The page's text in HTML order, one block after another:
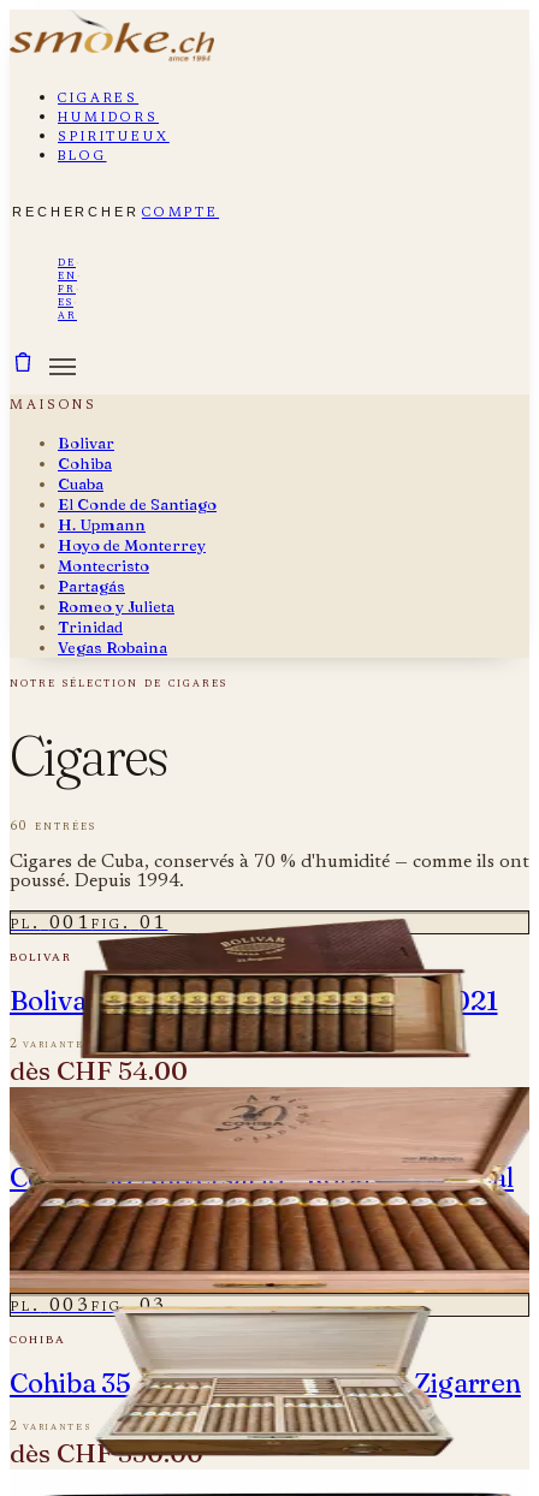
cigares
humidors
spiritueux
blog
rechercher compte
de ·
en ·
fr ·
es ·
ar
maisons
Bolivar
Cohiba
Cuaba
El Conde de Santiago
H. Upmann
Hoyo de Monterrey
Montecristo
Partagás
Romeo y Julieta
Trinidad
Vegas Robaina
notre sélection de cigares
Cigares
60 entrées
Cigares de Cuba, conservés à 70 % d'humidité — comme ils ont
poussé. Depuis 1994.
pl. 001fig. 01
bolivar
Bolivar Regentes Edicion Limitada 2021
2 variantes
dès CHF 54.00
pl. 002fig. 02
cohiba
Cohiba 30 Aniversario - Robusto Especial
- Einzelne Zigarre
une variante
CHF 850.00
pl. 003fig. 03
cohiba
Cohiba 35 Aniversario - Einzelne Zigarren
2 variantes
dès CHF 350.00